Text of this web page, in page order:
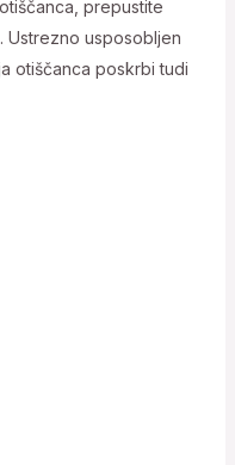
prepustite
Ustrezno usposobljen
otiščanca poskrbi tudi